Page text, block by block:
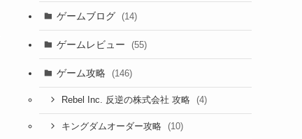
ゲームブログ (14)
ゲームレビュー (55)
ゲーム攻略 (146)
Rebel Inc. 反逆の株式会社 攻略 (4)
キングダムオーダー攻略 (10)